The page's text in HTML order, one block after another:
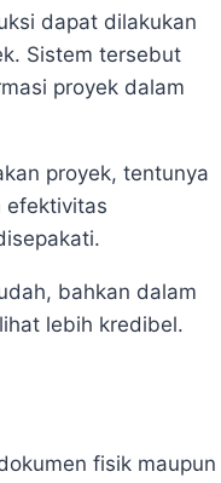
dapat dilakukan
Sistem tersebut
proyek dalam
proyek, tentunya
efektivitas
bahkan dalam
lebih kredibel.
fisik maupun